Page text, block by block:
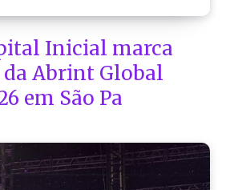
Inicial marca
da Abrint Global
em São Pa